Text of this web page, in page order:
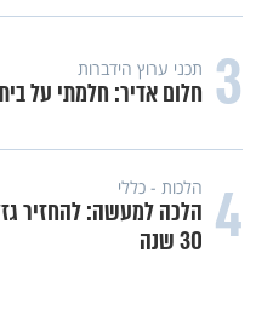
3 תכני ערוץ הידברות
חלום אדיר: חלמתי על
4 הלכות - כללי
הלכה למעשה: להחזיר
30 שנה